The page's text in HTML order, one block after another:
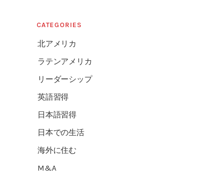
CATEGORIES
北アメリカ
ラテンアメリカ
リーダーシップ
英語習得
日本語習得
日本での生活
海外に住む
M&A